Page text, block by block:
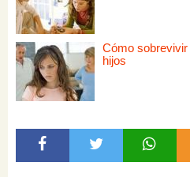
Cómo
hijos